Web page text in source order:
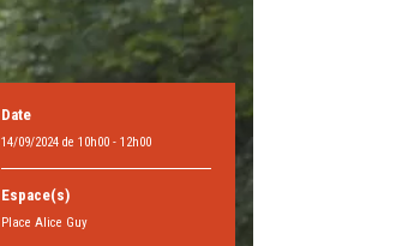
Date
14/09/2024 de 10h00 - 12h00
Espace(s)
Place Alice Guy